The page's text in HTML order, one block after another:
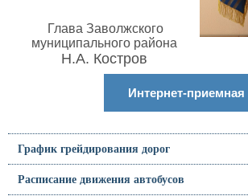
Глава Заволжского
муниципального района
Н.А. Костров
Интернет-приемная
График грейдирования дорог
Расписание движения автобусов